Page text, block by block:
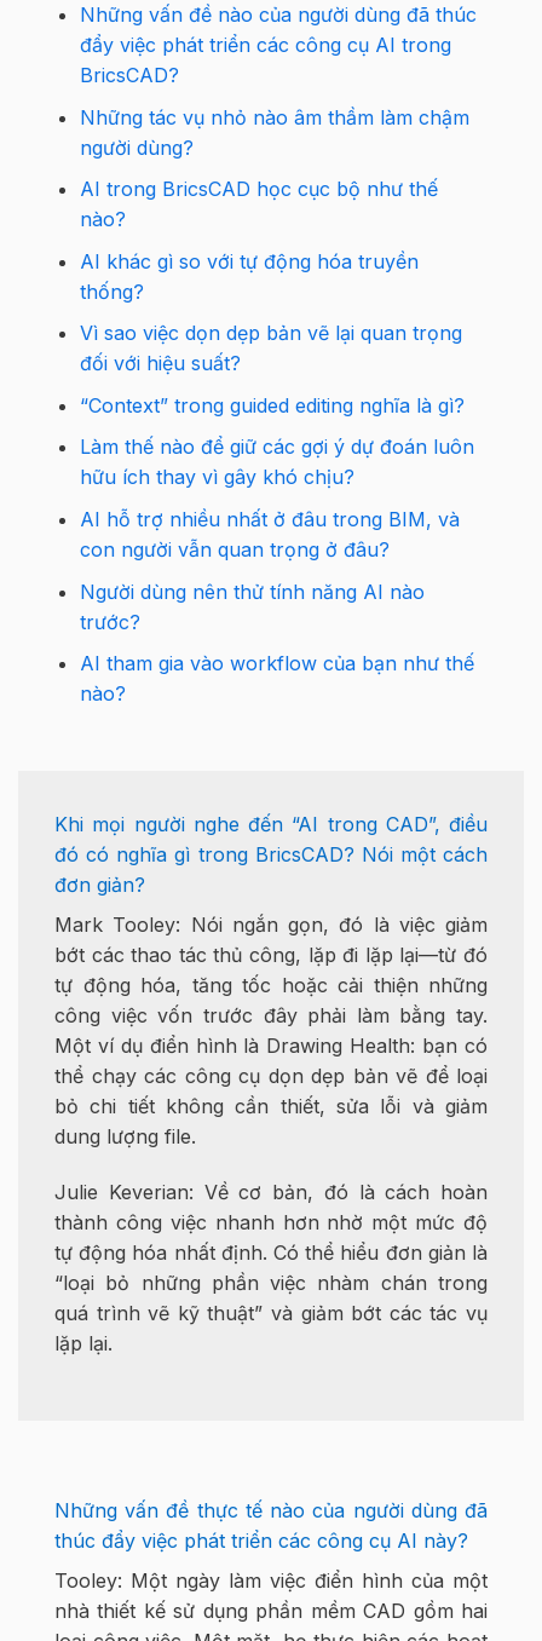
Những vấn đề nào của người dùng đã thúc
đẩy việc phát triển các công cụ AI trong
BricsCAD?
Những tác vụ nhỏ nào âm thầm làm chậm
người dùng?
AI trong BricsCAD học cục bộ như thế
nào?
AI khác gì so với tự động hóa truyền
thống?
Vì sao việc dọn dẹp bản vẽ lại quan trọng
đối với hiệu suất?
“Context” trong guided editing nghĩa là gì?
Làm thế nào để giữ các gợi ý dự đoán luôn
hữu ích thay vì gây khó chịu?
AI hỗ trợ nhiều nhất ở đâu trong BIM, và
con người vẫn quan trọng ở đâu?
Người dùng nên thử tính năng AI nào
trước?
AI tham gia vào workflow của bạn như thế
nào?
Khi mọi người nghe đến “AI trong CAD”, điều
đó có nghĩa gì trong BricsCAD? Nói một cách
đơn giản?
Mark Tooley: Nói ngắn gọn, đó là việc giảm
bớt các thao tác thủ công, lặp đi lặp lại—từ đó
tự động hóa, tăng tốc hoặc cải thiện những
công việc vốn trước đây phải làm bằng tay.
Một ví dụ điển hình là Drawing Health: bạn có
thể chạy các công cụ dọn dẹp bản vẽ để loại
bỏ chi tiết không cần thiết, sửa lỗi và giảm
dung lượng file.
Julie Keverian: Về cơ bản, đó là cách hoàn
thành công việc nhanh hơn nhờ một mức độ
tự động hóa nhất định. Có thể hiểu đơn giản là
“loại bỏ những phần việc nhàm chán trong
quá trình vẽ kỹ thuật” và giảm bớt các tác vụ
lặp lại.
Những vấn đề thực tế nào của người dùng đã
thúc đẩy việc phát triển các công cụ AI này?
Tooley: Một ngày làm việc điển hình của một
nhà thiết kế sử dụng phần mềm CAD gồm hai